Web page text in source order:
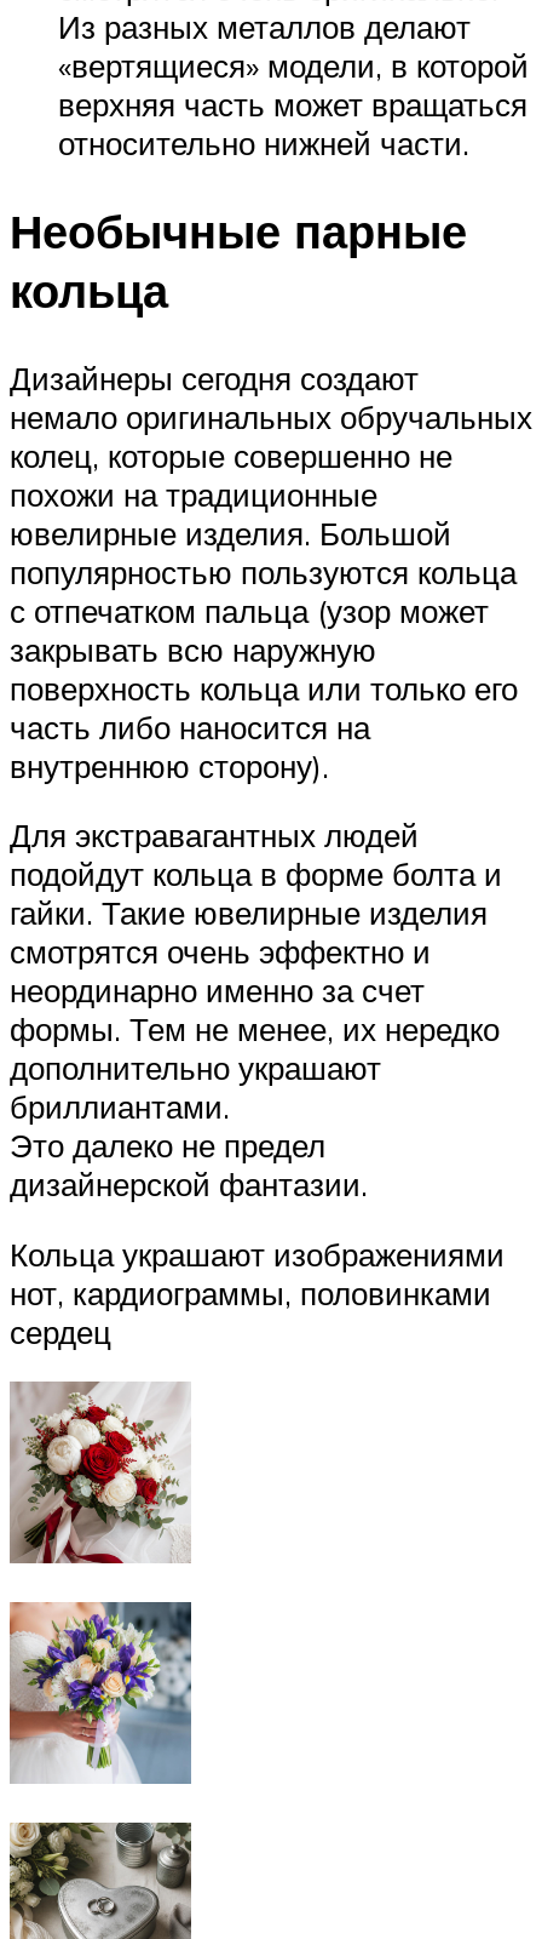
Из разных металлов делают
«вертящиеся» модели, в которой
верхняя часть может вращаться
относительно нижней части.
Необычные парные
кольца
Дизайнеры сегодня создают
немало оригинальных обручальных
колец, которые совершенно не
похожи на традиционные
ювелирные изделия. Большой
популярностью пользуются кольца
с отпечатком пальца (узор может
закрывать всю наружную
поверхность кольца или только его
часть либо наносится на
внутреннюю сторону).
Для экстравагантных людей
подойдут кольца в форме болта и
гайки. Такие ювелирные изделия
смотрятся очень эффектно и
неординарно именно за счет
формы. Тем не менее, их нередко
дополнительно украшают
бриллиантами.
Это далеко не предел
дизайнерской фантазии.
Кольца украшают изображениями
нот, кардиограммы, половинками
сердец